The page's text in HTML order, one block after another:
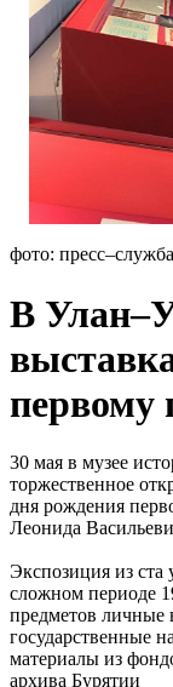
фото:
В
первому
30 мая в музее
торжественное
дня рождения
Леонида
Экспозиция из ста
сложном периоде
предметов личные
государственные
материалы из
архива Бурятии